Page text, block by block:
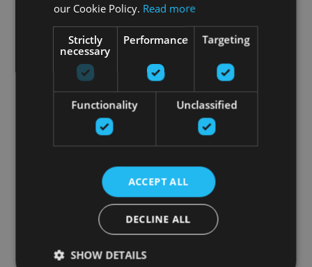
our Cookie Policy. Read more
Strictly
necessary
Performance Targeting
Functionality Unclassified
ACCEPT ALL
DECLINE ALL
SHOW DETAILS